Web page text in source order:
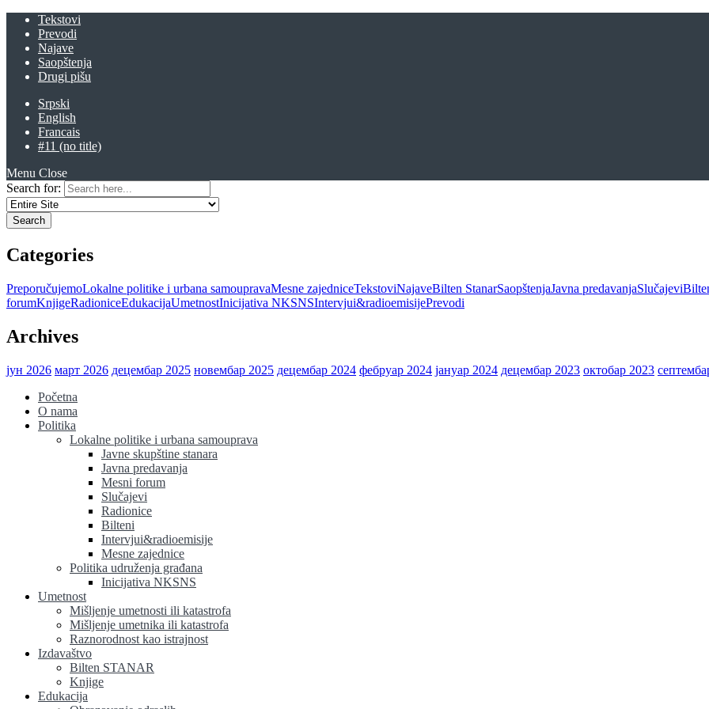
Tekstovi
Prevodi
Najave
Saopštenja
Drugi pišu
Srpski
English
Francais
#11 (no title)
Menu Close
Search for:
Categories
PreporučujemoLokalne politike i urbana samoupravaMesne zajedniceTekstoviNajaveBilten StanarSaopštenjaJavna predavanjaSlučajevi
forumKnjigeRadioniceEdukacijaUmetnostInicijativa NKSNSIntervjui&radioemisijePrevodi
Archives
јун 2026 март 2026 децембар 2025 новембар 2025 децембар 2024 фебруар 2024 јануар 2024 децембар 2023 октобар 2023
Početna
O nama
Politika
Lokalne politike i urbana samouprava
Javne skupštine stanara
Javna predavanja
Mesni forum
Slučajevi
Radionice
Bilteni
Intervjui&radioemisije
Mesne zajednice
Politika udruženja građana
Inicijativa NKSNS
Umetnost
Mišljenje umetnosti ili katastrofa
Mišljenje umetnika ili katastrofa
Raznorodnost kao istrajnost
Izdavaštvo
Bilten STANAR
Knjige
Edukacija